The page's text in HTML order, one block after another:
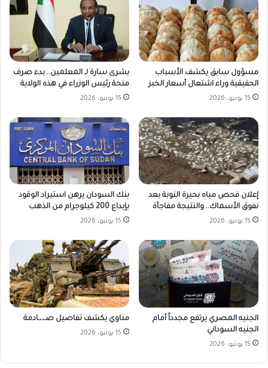
مسؤول سابق يكشف الأسباب
الحقيقية وراء اشتعال أسعار الخبز
15 يونيو، 2026
بشرى سارة لـ المعلمين.. بدء صرف
منحة رئيس الوزراء في هذه الولاية
15 يونيو، 2026
إعلان فحص مياه بحيرة النوبة بعد
نفوق الأسماك.. والنتيجة مفاجأة
15 يونيو، 2026
بنك السودان يرهن استيراد الوقود
بإيداع 200 كيلوجرام من الذهب
15 يونيو، 2026
الجنيه المصري يرتفع مجدداً أمام
الجنيه السوداني
15 يونيو، 2026
مناوي يكشف تفاصيل صـ،،ـادمة
15 يونيو، 2026